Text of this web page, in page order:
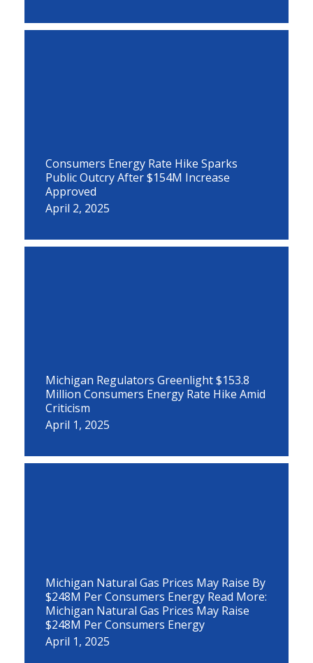
Consumers Energy Rate Hike Sparks
Public Outcry After $154M Increase
Approved
April 2, 2025
Michigan Regulators Greenlight $153.8
Million Consumers Energy Rate Hike Amid
Criticism
April 1, 2025
Michigan Natural Gas Prices May Raise By
$248M Per Consumers Energy Read More:
Michigan Natural Gas Prices May Raise
$248M Per Consumers Energy
April 1, 2025